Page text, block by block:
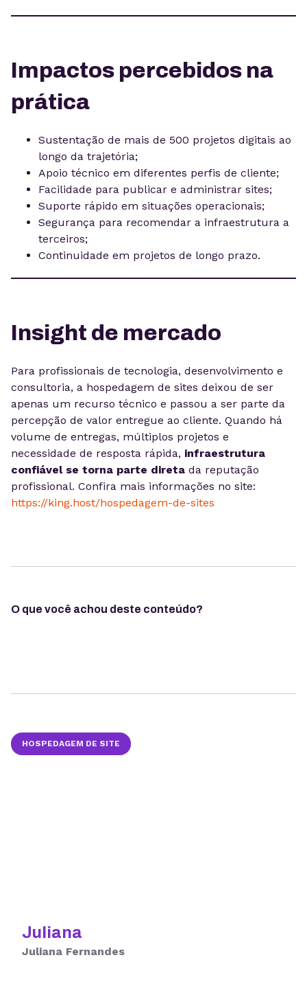
Impactos percebidos na
prática
Sustentação de mais de 500 projetos digitais ao
longo da trajetória;
Apoio técnico em diferentes perfis de cliente;
Facilidade para publicar e administrar sites;
Suporte rápido em situações operacionais;
Segurança para recomendar a infraestrutura a
terceiros;
Continuidade em projetos de longo prazo.
Insight de mercado
Para profissionais de tecnologia, desenvolvimento e
consultoria, a hospedagem de sites deixou de ser
apenas um recurso técnico e passou a ser parte da
percepção de valor entregue ao cliente. Quando há
volume de entregas, múltiplos projetos e
necessidade de resposta rápida, infraestrutura
confiável se torna parte direta da reputação
profissional. Confira mais informações no site:
https://king.host/hospedagem-de-sites
O que você achou deste conteúdo?
HOSPEDAGEM DE SITE
Juliana
Juliana Fernandes